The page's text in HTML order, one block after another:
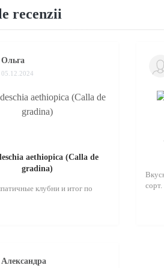
recenzii
Ольга
05.12.2024
aethiopica (Calla de
gradina)
клубни и итог по
сорт.
Александра